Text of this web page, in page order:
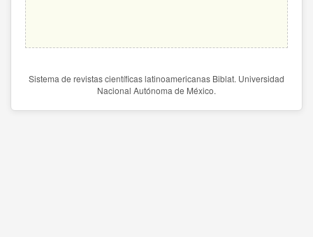
Sistema de revistas científicas latinoamericanas Biblat. Universidad
Nacional Autónoma de México.